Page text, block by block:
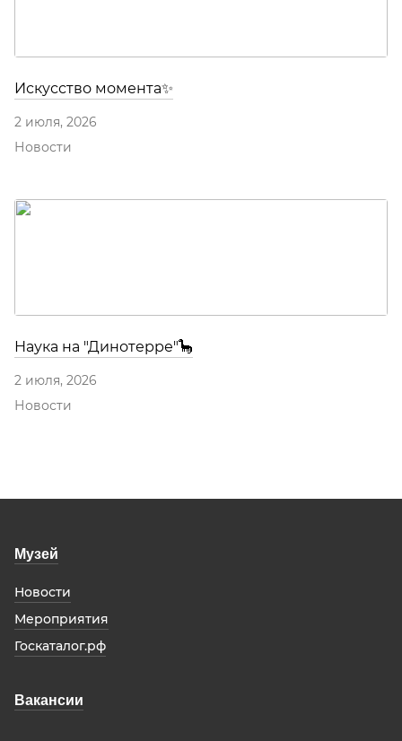
Искусство момента✨
2 июля, 2026
Новости
Наука на "Динотерре"🦕
2 июля, 2026
Новости
Музей
Новости
Мероприятия
Госкаталог.рф
Вакансии